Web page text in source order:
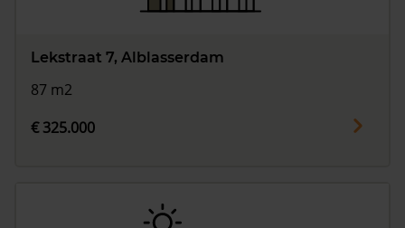
Lekstraat 7, Alblasserdam
87 m2
€ 325.000